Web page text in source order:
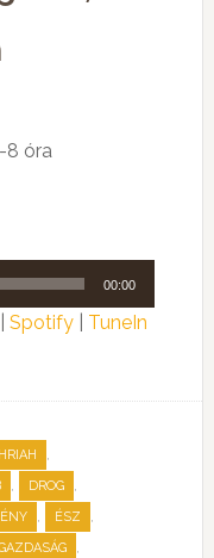
8 óra
00:00
Spotify| TuneIn
,
, DROG ,
, ÉSZ ,
,